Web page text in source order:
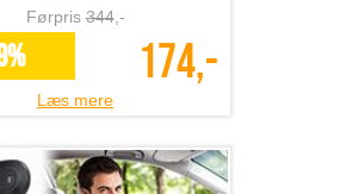
Førpris344,-
174,-
Læs mere